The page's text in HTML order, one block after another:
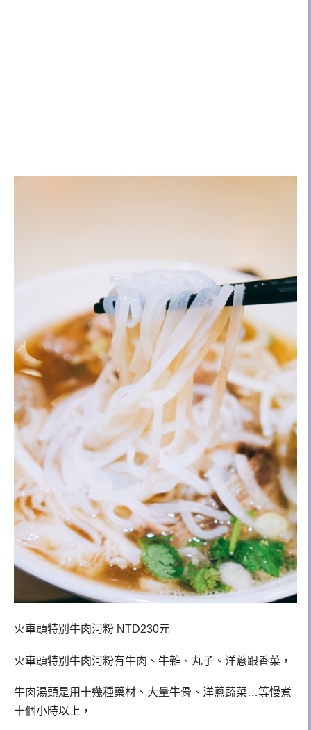
火車頭特別牛肉河粉 NTD230元
火車頭特別牛肉河粉有牛肉、牛雜、丸子、洋蔥跟香菜，
牛肉湯頭是用十幾種藥材、大量牛骨、洋蔥蔬菜…等慢煮
十個小時以上，